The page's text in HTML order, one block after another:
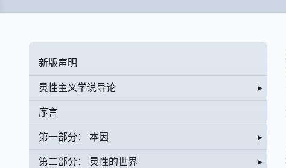
新版声明
灵性主义学说导论 ▸
序言
第一部分： 本因 ▸
第二部分： 灵性的世界 ▸